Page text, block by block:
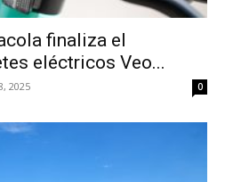
finaliza el
eléctricos Veo...
2025 0